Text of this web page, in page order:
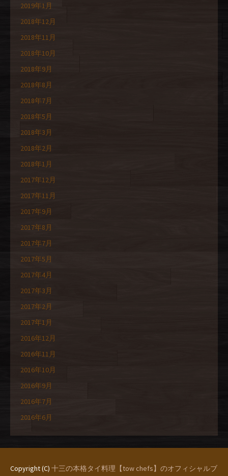
2019年1月
2018年12月
2018年11月
2018年10月
2018年9月
2018年8月
2018年7月
2018年5月
2018年3月
2018年2月
2018年1月
2017年12月
2017年11月
2017年9月
2017年8月
2017年7月
2017年5月
2017年4月
2017年3月
2017年2月
2017年1月
2016年12月
2016年11月
2016年10月
2016年9月
2016年7月
2016年6月
Copyright (C) 十三の本格タイ料理【tow chefs】のオフィシャルブ